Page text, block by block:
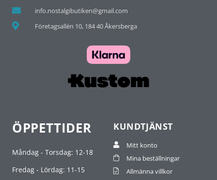
info.nostalgibutiken@gmail.com
Företagsallén 10, 184 40 Åkersberga
ÖPPETTIDER
Måndag - Torsdag: 12-18
Fredag - Lördag: 11-15
KUNDTJÄNST
Mitt konto
Mina beställningar
Allmänna villkor